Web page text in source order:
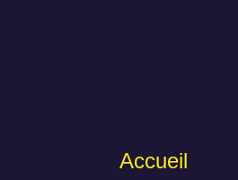
Accueil